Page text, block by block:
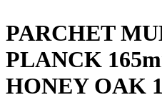
PARCHET
PLANCK
HONEY OAK